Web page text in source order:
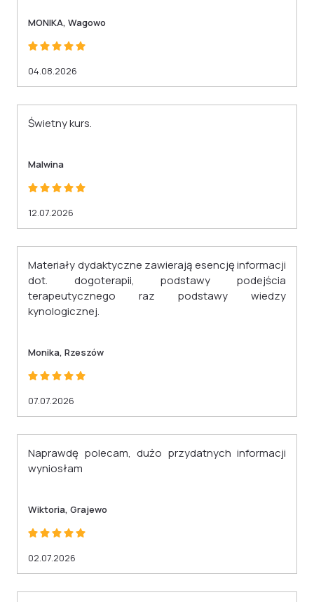
dnia 6 października 2023 r. w sprawie
kształcenia ustawicznego w formach
MONIKA, Wagowo
04.08.2026
Świetny kurs.
Malwina
12.07.2026
Materiały dydaktyczne zawierają esencję informacji
dot. dogoterapii, podstawy podejścia
terapeutycznego raz podstawy wiedzy
kynologicznej.
Monika, Rzeszów
07.07.2026
Naprawdę polecam, dużo przydatnych informacji
wyniosłam
Wiktoria, Grajewo
02.07.2026